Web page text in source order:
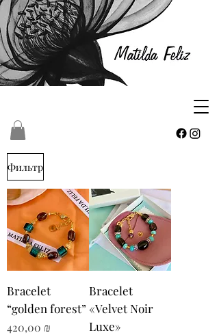
Фильтр
Bracelet
“golden forest”
Цена
420,00 ₪
Bracelet
«Velvet Noir
Luxe»